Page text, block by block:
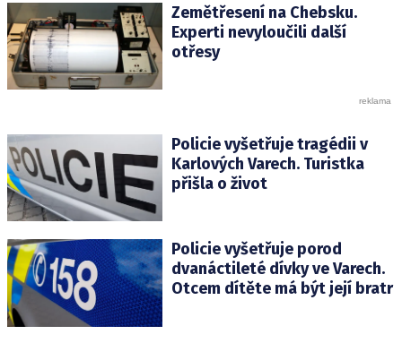
Zemětřesení na Chebsku.
Experti nevyloučili další
otřesy
Policie vyšetřuje tragédii v
Karlových Varech. Turistka
přišla o život
Policie vyšetřuje porod
dvanáctileté dívky ve Varech.
Otcem dítěte má být její bratr